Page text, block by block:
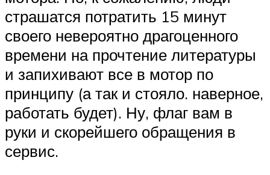
страшатся потратить 15 минут
своего невероятно драгоценного
времени на прочтение литературы
и запихивают все в мотор по
принципу (а так и стояло. наверное,
работать будет). Ну, флаг вам в
руки и скорейшего обращения в
сервис.